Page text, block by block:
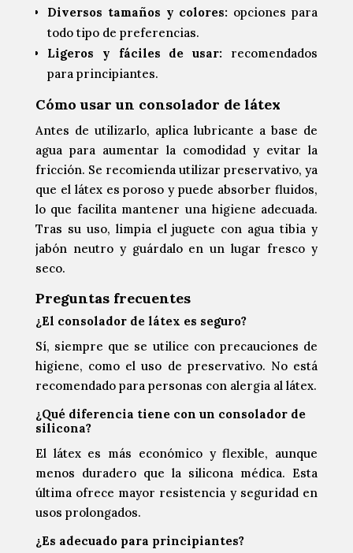
Diversos tamaños y colores: opciones para
todo tipo de preferencias.
Ligeros y fáciles de usar: recomendados
para principiantes.
Cómo usar un consolador de látex
Antes de utilizarlo, aplica lubricante a base de
agua para aumentar la comodidad y evitar la
fricción. Se recomienda utilizar preservativo, ya
que el látex es poroso y puede absorber fluidos,
lo que facilita mantener una higiene adecuada.
Tras su uso, limpia el juguete con agua tibia y
jabón neutro y guárdalo en un lugar fresco y
seco.
Preguntas frecuentes
¿El consolador de látex es seguro?
Sí, siempre que se utilice con precauciones de
higiene, como el uso de preservativo. No está
recomendado para personas con alergia al látex.
¿Qué diferencia tiene con un consolador de
silicona?
El látex es más económico y flexible, aunque
menos duradero que la silicona médica. Esta
última ofrece mayor resistencia y seguridad en
usos prolongados.
¿Es adecuado para principiantes?